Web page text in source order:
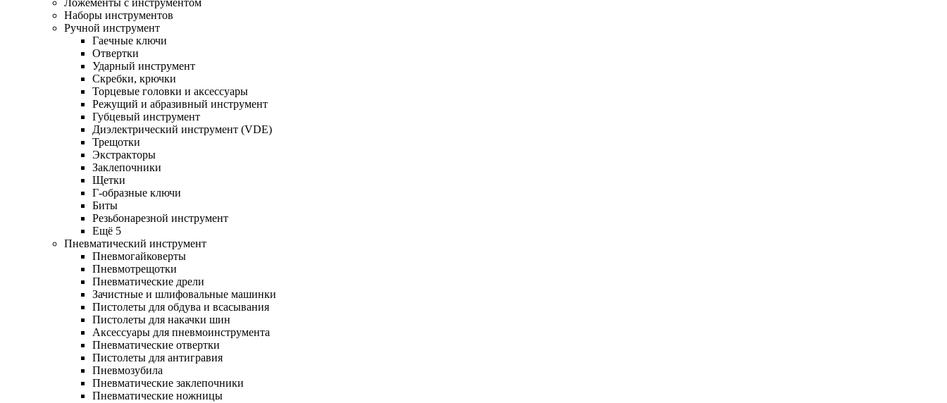
Ложементы с инструментом
Наборы инструментов
Ручной инструмент
Гаечные ключи
Отвертки
Ударный инструмент
Скребки, крючки
Торцевые головки и аксессуары
Режущий и абразивный инструмент
Губцевый инструмент
Диэлектрический инструмент (VDE)
Трещотки
Экстракторы
Заклепочники
Щетки
Г-образные ключи
Биты
Резьбонарезной инструмент
Ещё 5
Пневматический инструмент
Пневмогайковерты
Пневмотрещотки
Пневматические дрели
Зачистные и шлифовальные машинки
Пистолеты для обдува и всасывания
Пистолеты для накачки шин
Аксессуары для пневмоинструмента
Пневматические отвертки
Пистолеты для антигравия
Пневмозубила
Пневматические заклепочники
Пневматические ножницы